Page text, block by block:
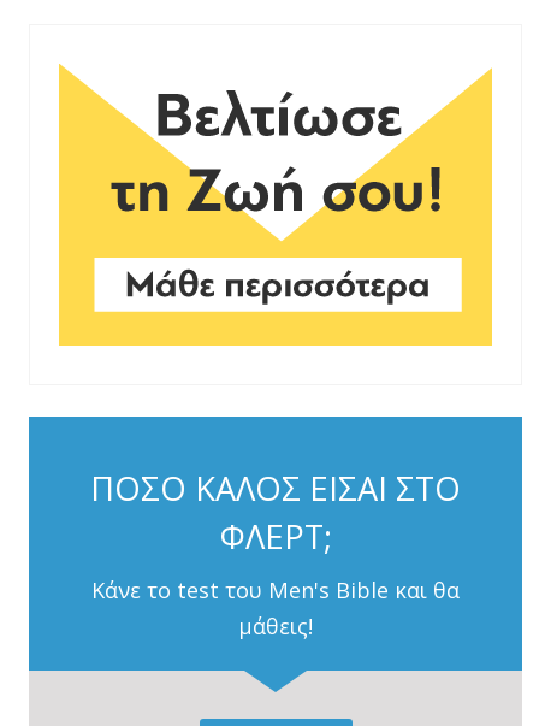
ΠΟΣΟ ΚΑΛΟΣ ΕΙΣΑΙ ΣΤΟ
ΦΛΕΡΤ;
Κάνε το test του Men's Bible και θα
μάθεις!